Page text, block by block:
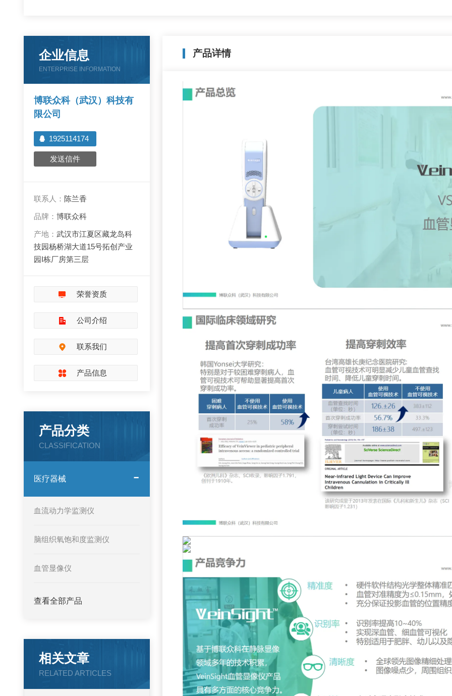
产品详情
企业信息
ENTERPRISE INFORMATION
博联众科（武汉）科技有
限公司
1925114174
发送信件
联系人： 陈兰香
品牌：博联众科
产地：武汉市江夏区藏龙岛科
技园杨桥湖大道15号拓创产业
园I栋厂房第三层
荣誉资质
公司介绍
联系我们
产品信息
产品分类
CLASSIFICATION
医疗器械
血流动力学监测仪
脑组织氧饱和度监测仪
血管显像仪
查看全部产品
相关文章
RELATED ARTICLES